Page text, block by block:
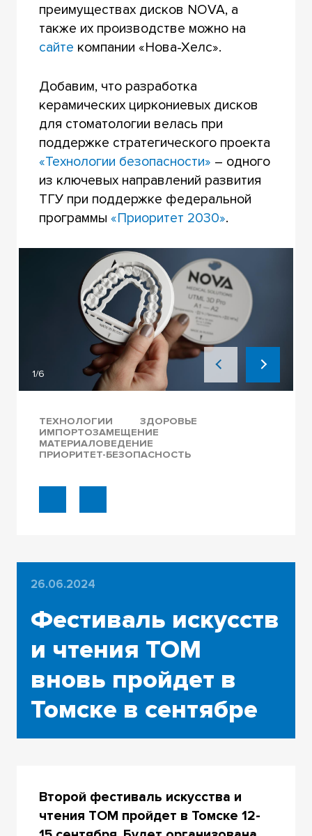
преимуществах дисков NOVA, а
также их производстве можно на
сайте компании «Нова-Хелс».
Добавим, что разработка
керамических циркониевых дисков
для стоматологии велась при
поддержке стратегического проекта
«Технологии безопасности» – одного
из ключевых направлений развития
ТГУ при поддержке федеральной
программы «Приоритет 2030».
1/6
ТЕХНОЛОГИИ
ЗДОРОВЬЕ
ИМПОРТОЗАМЕЩЕНИЕ
МАТЕРИАЛОВЕДЕНИЕ
ПРИОРИТЕТ-БЕЗОПАСНОСТЬ
26.06.2024
Фестиваль искусств
и чтения ТОМ
вновь пройдет в
Томске в сентябре
Второй фестиваль искусства и
чтения ТОМ пройдет в Томске 12-